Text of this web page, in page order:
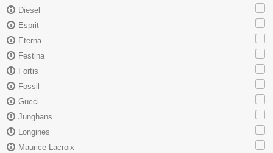
Diesel
Esprit
Eterna
Festina
Fortis
Fossil
Gucci
Junghans
Longines
Maurice Lacroix